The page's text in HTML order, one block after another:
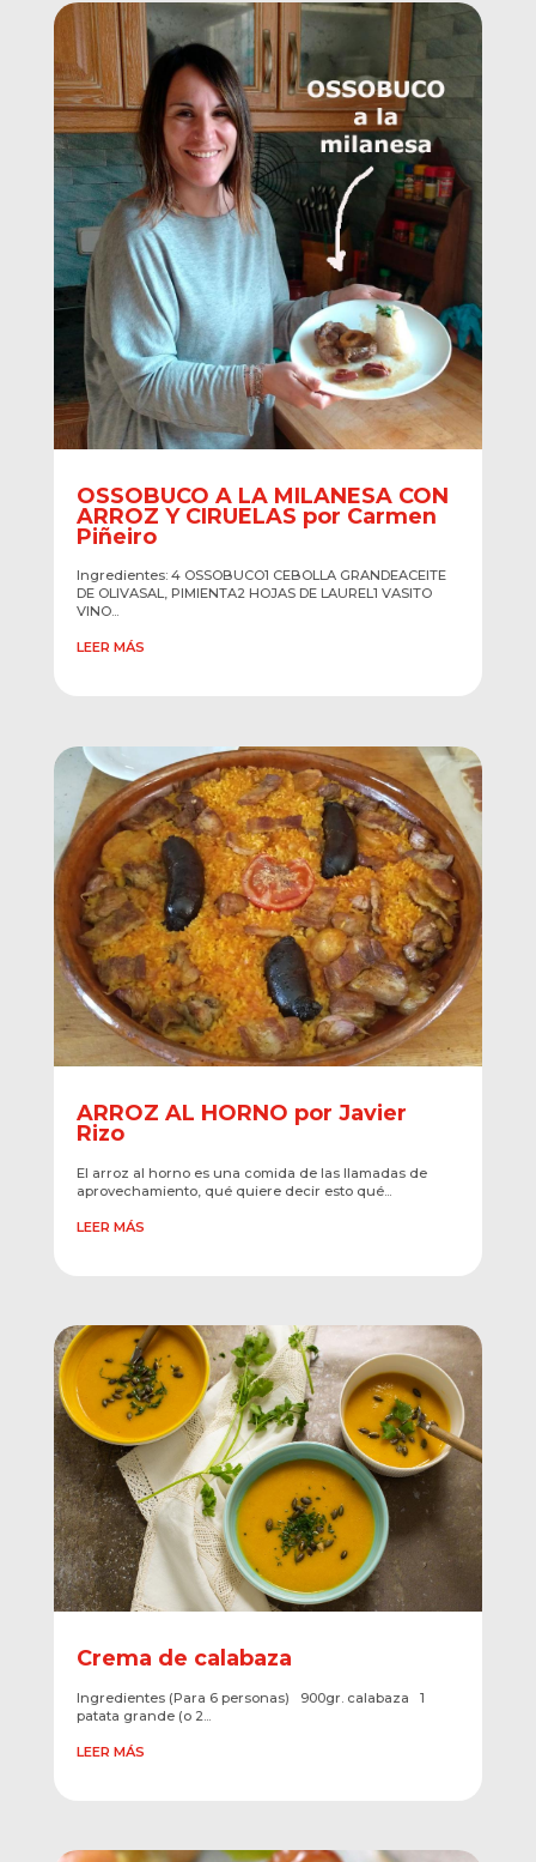
OSSOBUCO A LA MILANESA CON
ARROZ Y CIRUELAS por Carmen
Piñeiro
Ingredientes: 4 OSSOBUCO1 CEBOLLA GRANDEACEITE
DE OLIVASAL, PIMIENTA2 HOJAS DE LAUREL1 VASITO
VINO...
LEER MÁS
ARROZ AL HORNO por Javier
Rizo
El arroz al horno es una comida de las llamadas de
aprovechamiento, qué quiere decir esto qué...
LEER MÁS
Crema de calabaza
Ingredientes (Para 6 personas) 900gr. calabaza 1
patata grande (o 2...
LEER MÁS